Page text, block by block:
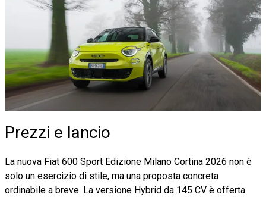
Prezzi e lancio
La nuova Fiat 600 Sport Edizione Milano Cortina 2026 non è
solo un esercizio di stile, ma una proposta concreta
ordinabile a breve. La versione Hybrid da 145 CV è offerta